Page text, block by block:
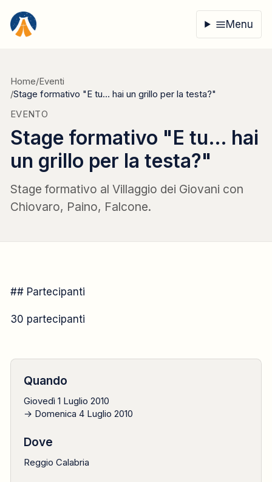
Menu
Home/Eventi
/Stage formativo "E tu… hai un grillo per la testa?"
EVENTO
Stage formativo "E tu… hai
un grillo per la testa?"
Stage formativo al Villaggio dei Giovani con
Chiovaro, Paino, Falcone.
2010
1 luglio → 4 luglio
## Partecipanti
30 partecipanti
Quando
Giovedì 1 Luglio 2010
→ Domenica 4 Luglio 2010
Dove
Reggio Calabria